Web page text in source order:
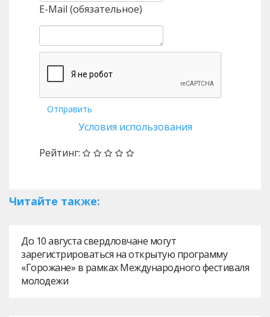
E-Mail (обязательное)
Отправить
Условия использования
Рейтинг:
Читайте также:
До 10 августа свердловчане могут
зарегистрироваться на открытую программу
«Горожане» в рамках Международного фестиваля
молодежи